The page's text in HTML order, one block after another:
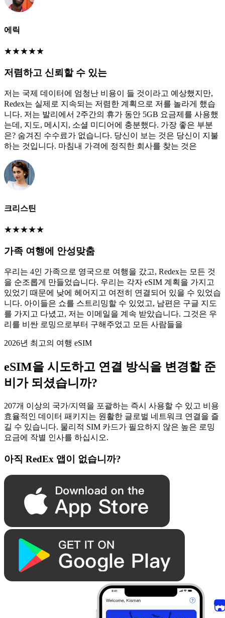
에릭
★★★★★
저렴하고 신뢰할 수 있는
저는 국제 데이터에 엄청난 비용이 들 것이라고 예상했지만,
Redex는 실제로 지속되는 저렴한 계획으로 저를 놀라게 했습
니다. 저는 발리에서 2주간의 휴가 동안 5GB 요금제를 사용했
는데, 지도, 메시지, 소셜 미디어에 충분했다. 가장 좋은 부분
은? 숨겨진 수수료가 없습니다. 당신이 보는 것은 당신이 지불
하는 것입니다. 마침내 가격에 정직한 회사를 찾는 것은
크리스틴
★★★★★
가족 여행에 안성맞춤
우리는 4인 가족으로 영국으로 여행을 갔고, Redex는 모든 것
을 순조롭게 만들었습니다. 우리는 각자 eSIM 계획을 가지고
있었기 때문에 낮에 헤어지고 여전히 연결되어 있을 수 있었습
니다. 아이들은 쇼를 스트리밍할 수 있었고, 남편은 구글 지도
를 가지고 다녔고, 저는 이메일을 계속 받았습니다. 그것은 우
리를 비싼 로밍으로부터 구해주었고 모든 사람들을
2026년 최고의 여행 eSIM
eSIM을 시도하고 연결 방식을 변경할 준
비가 되셨습니까?
207개 이상의 국가/지역을 포괄하는 즉시 사용할 수 있고 비용
효율적인 데이터 패키지는 원활한 글로벌 네트워크 연결을 즐
길 수 있습니다. 물리적 SIM 카드가 필요하지 않은 높은 로밍
요금에 작별 인사를 하십시오.
아직 RedEx 앱이 없습니까?